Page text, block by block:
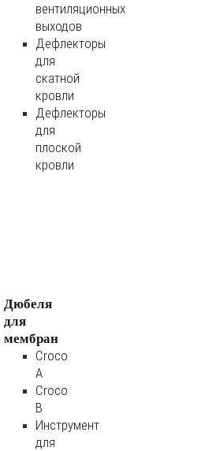
вентиляционных
выходов
Дефлекторы
для
скатной
кровли
Дефлекторы
для
плоской
кровли
Дюбеля
для
мембран
Croco
A
Croco
B
Инструмент
для